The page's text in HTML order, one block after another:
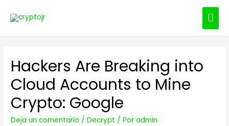
Hackers Are Breaking into
Cloud Accounts to Mine
Crypto: Google
Deja un comentario /Decrypt / Poradmin